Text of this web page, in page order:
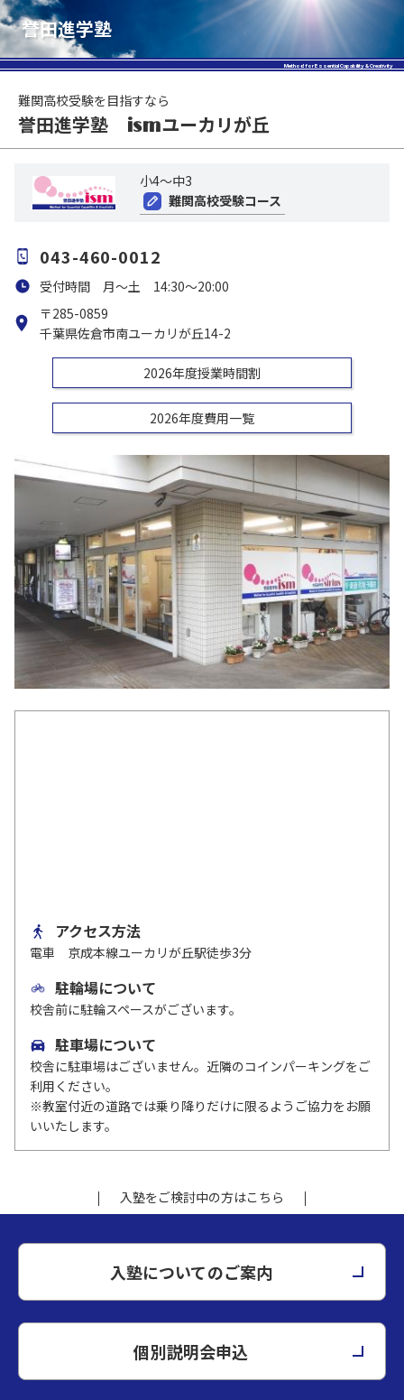
誉田進学塾
Method for Essential Capability & Creativity
難関高校受験を目指すなら
誉田進学塾 ismユーカリが丘
小4～中3
難関高校受験コース
043-460-0012
受付時間 月～土 14:30～20:00
〒285-0859
千葉県佐倉市南ユーカリが丘14-2
2026年度授業時間割
2026年度費用一覧
アクセス方法
電車 京成本線ユーカリが丘駅徒歩3分
駐輪場について
校舎前に駐輪スペースがございます。
駐車場について
校舎に駐車場はございません。近隣のコインパーキングをご
利用ください。
※教室付近の道路では乗り降りだけに限るようご協力をお願
いいたします。
入塾をご検討中の方はこちら
入塾についてのご案内
個別説明会申込